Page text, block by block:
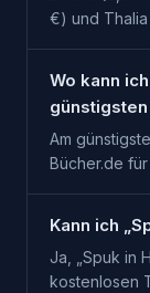
€) und
Wo kann
Am
Bücher.de
Kann ich
Ja, „Spuk in
kostenlosen